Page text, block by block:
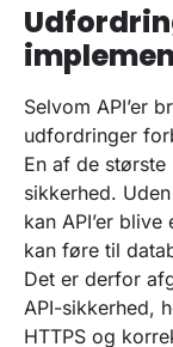
Selvom API’er
udfordringer
En af de største
sikkerhed.
kan API’er
kan føre til
Det er derfor
API-sikkerhed,
HTTPS og